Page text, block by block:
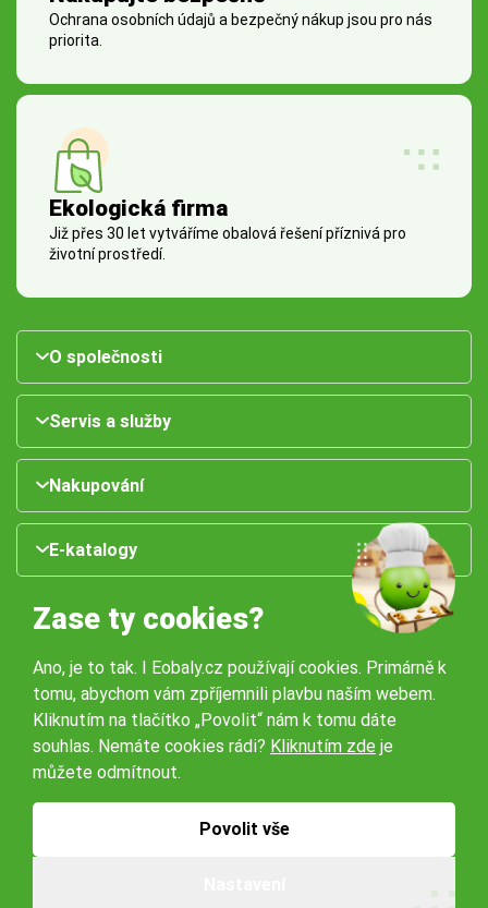
Ochrana osobních údajů a bezpečný nákup jsou pro nás
priorita.
Ekologická firma
Již přes 30 let vytváříme obalová řešení příznivá pro
životní prostředí.
O společnosti
Servis a služby
Nakupování
E-katalogy
Naše pobočky:
Obchodní podmínky
Zase ty cookies?
Ano, je to tak. I Eobaly.cz používají cookies. Primárně k
tomu, abychom vám zpříjemnili plavbu naším webem.
Kliknutím na tlačítko „Povolit“ nám k tomu dáte
souhlas. Nemáte cookies rádi? Kliknutím zde je
můžete odmítnout.
Povolit vše